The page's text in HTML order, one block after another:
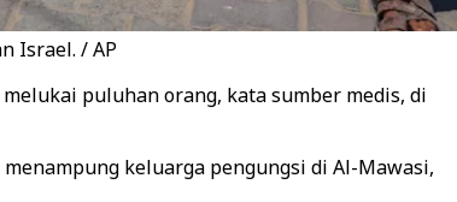
Israel. / AP
puluhan orang, kata sumber medis, di
keluarga pengungsi di Al-Mawasi,